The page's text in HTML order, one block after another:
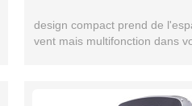
design compact prend de
vent mais multifonction dans